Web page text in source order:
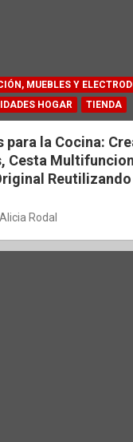
MUEBLES Y
HOGAR TIENDA
para la Cocina:
Cesta
Reutilizando
Alicia Rodal